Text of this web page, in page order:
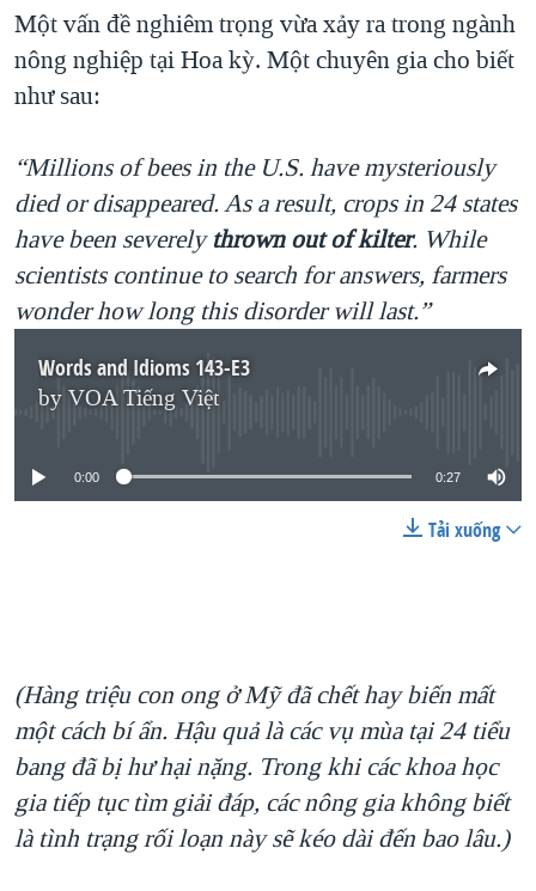
Một vấn đề nghiêm trọng vừa xảy ra trong ngành
nông nghiệp tại Hoa kỳ. Một chuyên gia cho biết
như sau:
“Millions of bees in the U.S. have mysteriously
died or disappeared. As a result, crops in 24 states
have been severelythrown out of kilter. While
scientists continue to search for answers, farmers
wonder how long this disorder will last.”
Words and Idioms 143-E3
by VOA Tiếng Việt
No media source currently available
0:00 0:27
Tải xuống
(Hàng triệu con ong ở Mỹ đã chết hay biến mất
một cách bí ẩn. Hậu quả là các vụ mùa tại 24 tiểu
bang đã bị hư hại nặng. Trong khi các khoa học
gia tiếp tục tìm giải đáp, các nông gia không biết
là tình trạng rối loạn này sẽ kéo dài đến bao lâu.)